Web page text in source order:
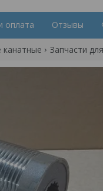
оплата Отзывы
канатные Запчасти